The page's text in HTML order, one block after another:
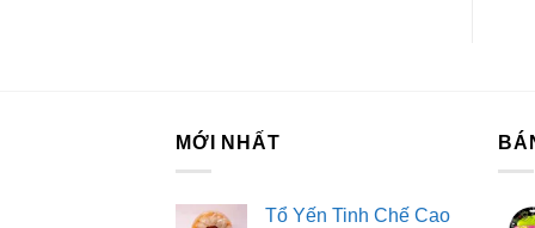
MỚI NHẤT
Tổ Yến Tinh Chế Cao